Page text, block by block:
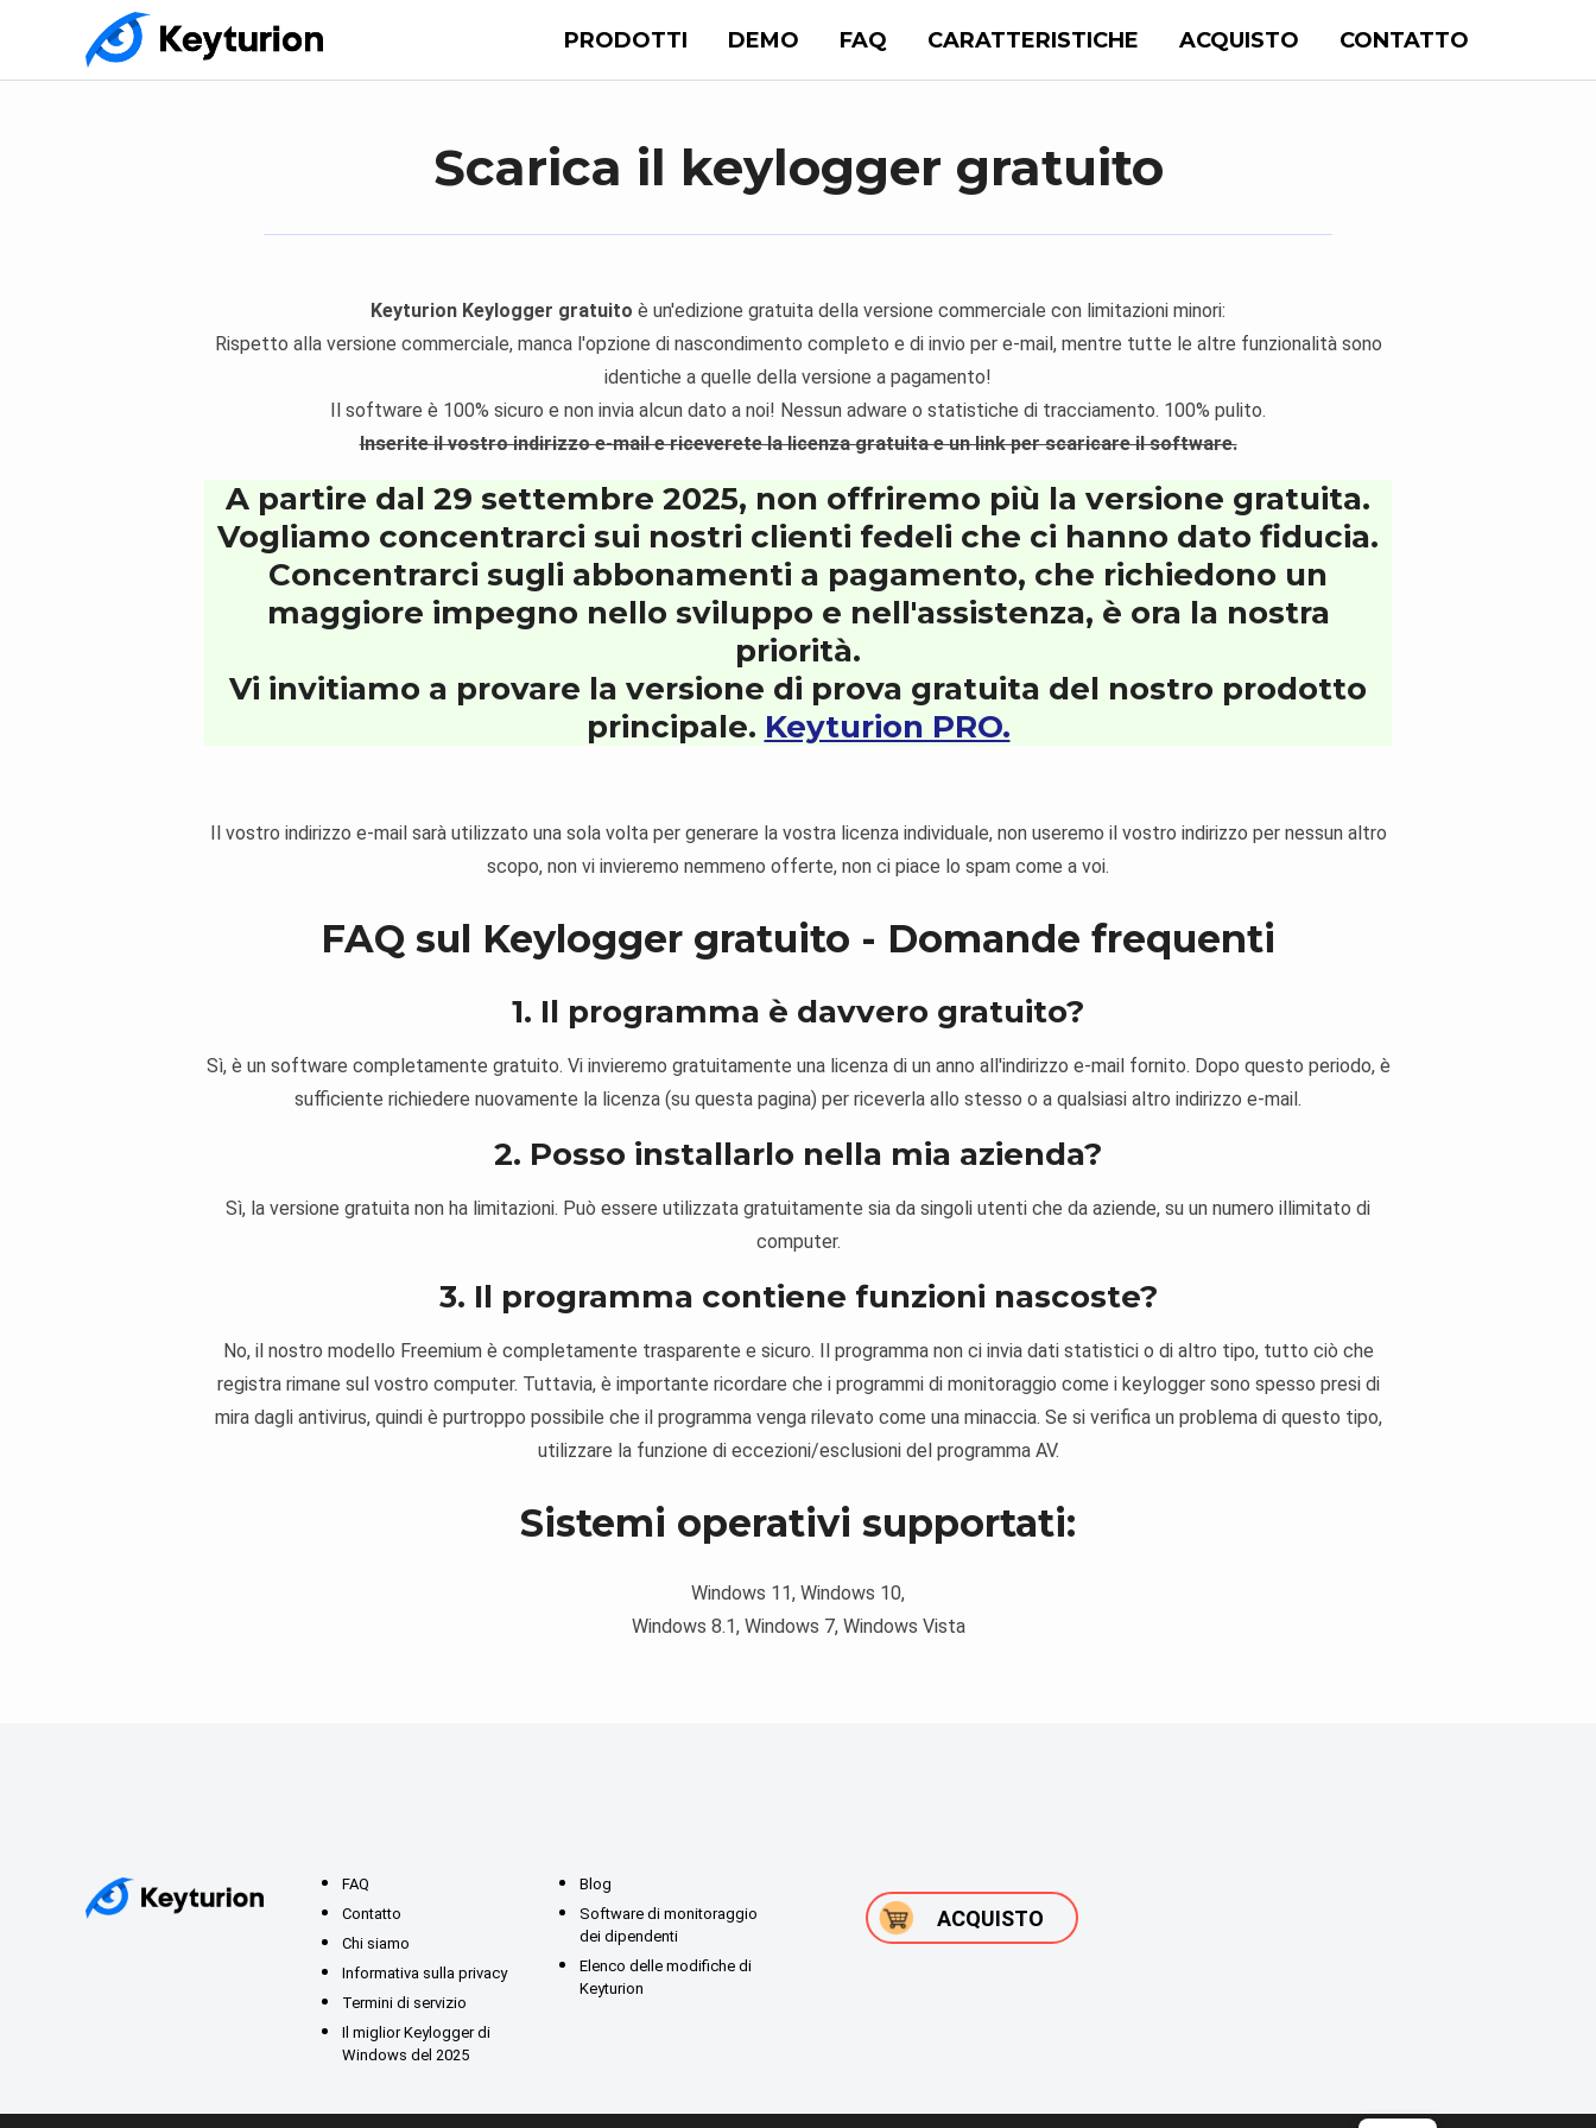
PRODOTTI DEMO FAQ CARATTERISTICHE ACQUISTO CONTATTO
Scarica il keylogger gratuito
Keyturion Keylogger gratuito è un'edizione gratuita della versione commerciale con limitazioni minori:
Rispetto alla versione commerciale, manca l'opzione di nascondimento completo e di invio per e-mail, mentre tutte le altre funzionalità sono
identiche a quelle della versione a pagamento!
Il software è 100% sicuro e non invia alcun dato a noi! Nessun adware o statistiche di tracciamento. 100% pulito.
Inserite il vostro indirizzo e-mail e riceverete la licenza gratuita e un link per scaricare il software.
A partire dal 29 settembre 2025, non offriremo più la versione gratuita.
Vogliamo concentrarci sui nostri clienti fedeli che ci hanno dato fiducia.
Concentrarci sugli abbonamenti a pagamento, che richiedono un
maggiore impegno nello sviluppo e nell'assistenza, è ora la nostra
priorità.
Vi invitiamo a provare la versione di prova gratuita del nostro prodotto
principale. Keyturion PRO.
Il vostro indirizzo e-mail sarà utilizzato una sola volta per generare la vostra licenza individuale, non useremo il vostro indirizzo per nessun altro
scopo, non vi invieremo nemmeno offerte, non ci piace lo spam come a voi.
FAQ sul Keylogger gratuito - Domande frequenti
1. Il programma è davvero gratuito?
Sì, è un software completamente gratuito. Vi invieremo gratuitamente una licenza di un anno all'indirizzo e-mail fornito. Dopo questo periodo, è
sufficiente richiedere nuovamente la licenza (su questa pagina) per riceverla allo stesso o a qualsiasi altro indirizzo e-mail.
2. Posso installarlo nella mia azienda?
Sì, la versione gratuita non ha limitazioni. Può essere utilizzata gratuitamente sia da singoli utenti che da aziende, su un numero illimitato di
computer.
3. Il programma contiene funzioni nascoste?
No, il nostro modello Freemium è completamente trasparente e sicuro. Il programma non ci invia dati statistici o di altro tipo, tutto ciò che
registra rimane sul vostro computer. Tuttavia, è importante ricordare che i programmi di monitoraggio come i keylogger sono spesso presi di
mira dagli antivirus, quindi è purtroppo possibile che il programma venga rilevato come una minaccia. Se si verifica un problema di questo tipo,
utilizzare la funzione di eccezioni/esclusioni del programma AV.
Sistemi operativi supportati:
Windows 11, Windows 10,
Windows 8.1, Windows 7, Windows Vista
FAQ
Contatto
Chi siamo
Informativa sulla privacy
Termini di servizio
Il miglior Keylogger di
Windows del 2025
Blog
Software di monitoraggio
dei dipendenti
Elenco delle modifiche di
Keyturion
ACQUISTO